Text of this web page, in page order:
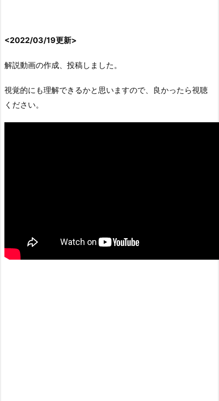
<2022/03/19更新>
解説動画の作成、投稿しました。
視覚的にも理解できるかと思いますので、良かったら視聴
ください。